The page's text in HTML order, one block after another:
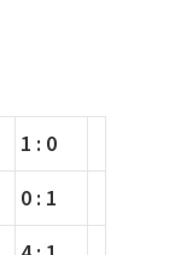
1 : 0
0 : 1